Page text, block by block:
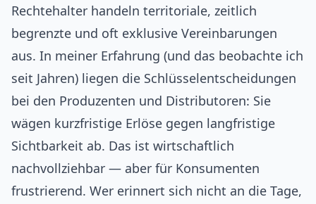
Rechtehalter handeln territoriale, zeitlich
begrenzte und oft exklusive Vereinbarungen
aus. In meiner Erfahrung (und das beobachte ich
seit Jahren) liegen die Schlüsselentscheidungen
bei den Produzenten und Distributoren: Sie
wägen kurzfristige Erlöse gegen langfristige
Sichtbarkeit ab. Das ist wirtschaftlich
nachvollziehbar — aber für Konsumenten
frustrierend. Wer erinnert sich nicht an die Tage,